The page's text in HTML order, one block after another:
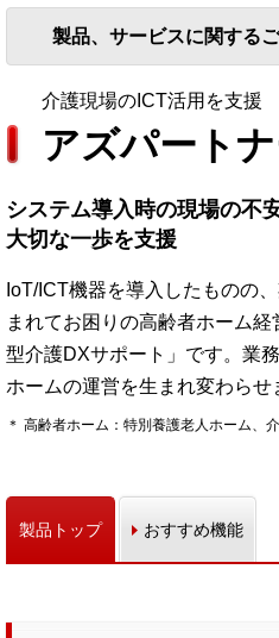
製品、サービスに関する
介護現場のICT活用を支援
アズパート
システム導入時の現場の不
大切な一歩を支援
IoT/ICT機器を導入したものの
まれてお困りの高齢者ホーム
型介護DXサポート」です。業
ホームの運営を生まれ変わらせ
＊ 高齢者ホーム：特別養護老人ホーム、
製品トップ おすすめ機能